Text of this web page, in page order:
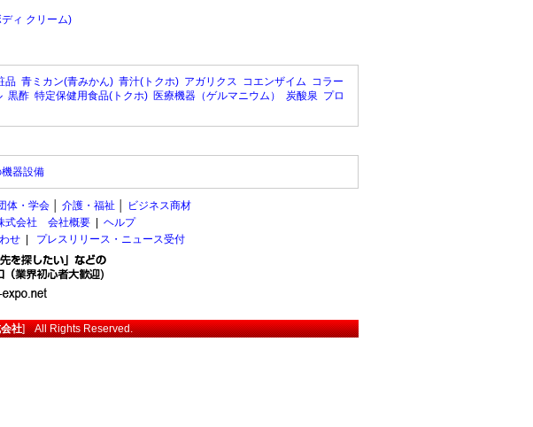
ィ クリーム)
品 青ミカン(青みかん) 青汁(トクホ) アガリクス コエンザイム コラー
黒酢 特定保健用食品(トクホ) 医療機器（ゲルマニウム） 炭酸泉 プロ
器設備
体・学会 介護・福祉
ビジネス商材
式会社 会社概要
ヘルプ
せ プレスリリース・ニュース受付
社] All Rights Reserved.